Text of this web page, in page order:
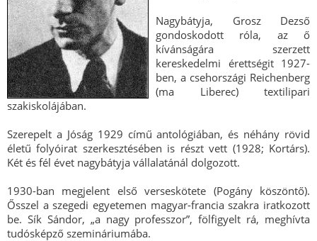
Nagybátyja, Grosz Dezső
gondoskodott róla, az ő
kívánságára szerzett
kereskedelmi érettségit 1927-
ben, a csehországi Reichenberg
(ma Liberec) textilipari
szakiskolájában.
Szerepelt a Jóság 1929 című antológiában, és néhány rövid
életű folyóirat szerkesztésében is részt vett (1928; Kortárs).
Két és fél évet nagybátyja vállalatánál dolgozott.
1930-ban megjelent első verseskötete (Pogány köszöntő).
Ősszel a szegedi egyetemen magyar-francia szakra iratkozott
be. Sík Sándor, „a nagy professzor”, fölfigyelt rá, meghívta
tudósképző szemináriumába.